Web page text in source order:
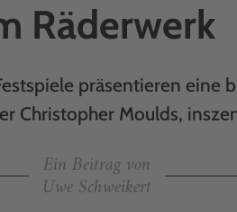
Räderwerk
präsentieren eine
Christopher Moulds,
Ein Beitrag von
Uwe Schweikert